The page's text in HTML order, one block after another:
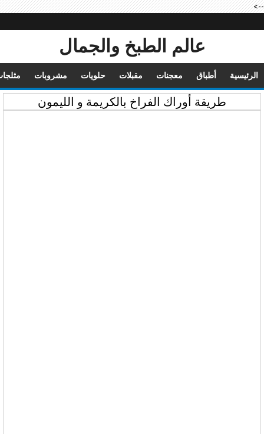
-->
عالم الطبخ والجمال
الرئيسية أطباق معجنات مقبلات حلويات مشروبات
طريقة أوراك الفراخ بالكريمة و الليمون